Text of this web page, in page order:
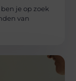
je op zoek
van